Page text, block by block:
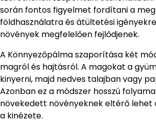
során fontos figyelmet fordítani a
földhasználatra és átültetési
növények megfelelően fejlődjenek.
A Könnyezőpálma szaporítása két
magról és hajtásról. A magokat a
kinyerni, majd nedves talajban vagy
Azonban ez a módszer hosszú
növekedett növényeknek eltérő lehet
a kinézete.